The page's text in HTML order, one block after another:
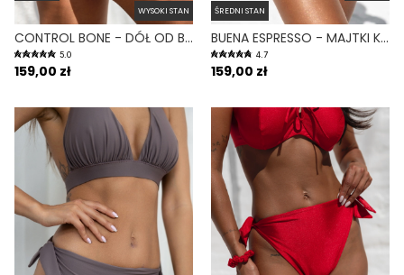
WYSOKI STAN
CONTROL BONE - DÓŁ OD BIKINI WYSOKI STAN WIĄZANY WYCIĘTY BIAŁY
5.0
159,00 zł
ŚREDNI STAN
BUENA ESPRESSO - MAJTKI KĄPIELOWE WIĄZANE BRĄZOWY
4.7
159,00 zł